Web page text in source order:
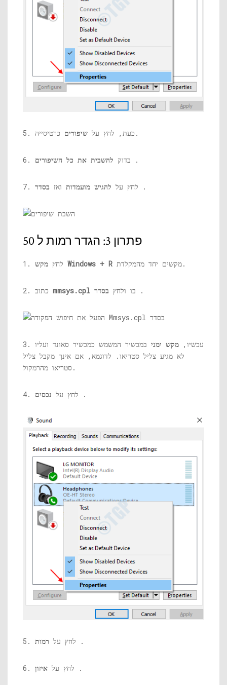
5. כעת, לחץ על שיפורים כרטיסייה.
6. בדוק להשבית את כל השיפורים .
7. לחץ על להגיש מועמדות ואז בסדר .
פתרון 3: הגדר רמות ל 50
1. לחץ מקש Windows + R מקשים יחד מהמקלדת.
mmsys.cpl בו ולחץ בסדר .
3. עכשיו, מקש ימני במכשיר המשמש כמכשיר סאונד ועליו
לא מגיע צליל סטריאו. לדוגמא, אם אינך מקבל צליל
סטריאו מהרמקול.
4. לחץ על נכסים .
5. לחץ על רמות .
6. לחץ על איזון .